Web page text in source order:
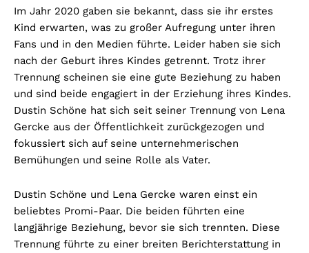
Im Jahr 2020 gaben sie bekannt, dass sie ihr erstes
Kind erwarten, was zu großer Aufregung unter ihren
Fans und in den Medien führte. Leider haben sie sich
nach der Geburt ihres Kindes getrennt. Trotz ihrer
Trennung scheinen sie eine gute Beziehung zu haben
und sind beide engagiert in der Erziehung ihres Kindes.
Dustin Schöne hat sich seit seiner Trennung von Lena
Gercke aus der Öffentlichkeit zurückgezogen und
fokussiert sich auf seine unternehmerischen
Bemühungen und seine Rolle als Vater.
Dustin Schöne und Lena Gercke waren einst ein
beliebtes Promi-Paar. Die beiden führten eine
langjährige Beziehung, bevor sie sich trennten. Diese
Trennung führte zu einer breiten Berichterstattung in